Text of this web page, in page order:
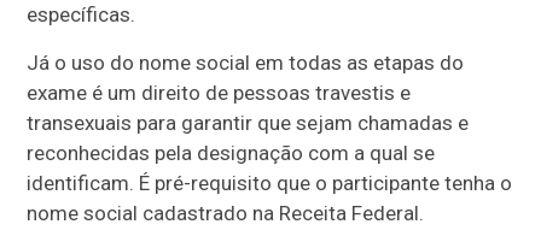
específicas.
Já o uso do nome social em todas as etapas do
exame é um direito de pessoas travestis e
transexuais para garantir que sejam chamadas e
reconhecidas pela designação com a qual se
identificam. É pré-requisito que o participante tenha o
nome social cadastrado na Receita Federal.